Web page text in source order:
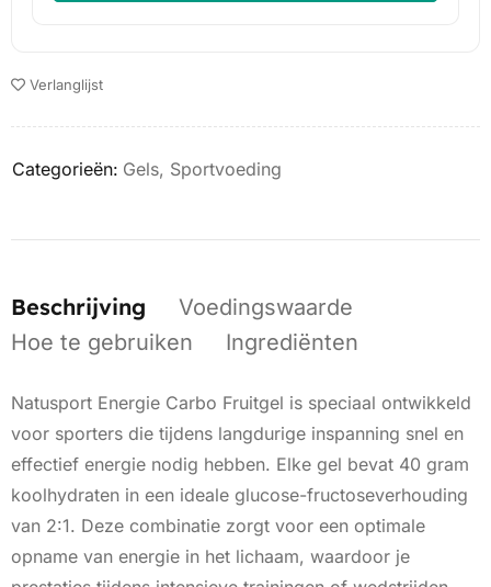
Verlanglijst
Categorieën: Gels, Sportvoeding
Beschrijving
Voedingswaarde
Hoe te gebruiken
Ingrediënten
Natusport Energie Carbo Fruitgel is speciaal ontwikkeld
voor sporters die tijdens langdurige inspanning snel en
effectief energie nodig hebben. Elke gel bevat 40 gram
koolhydraten in een ideale glucose-fructoseverhouding
van 2:1. Deze combinatie zorgt voor een optimale
opname van energie in het lichaam, waardoor je